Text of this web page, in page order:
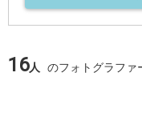
16人 のフォトグラファ